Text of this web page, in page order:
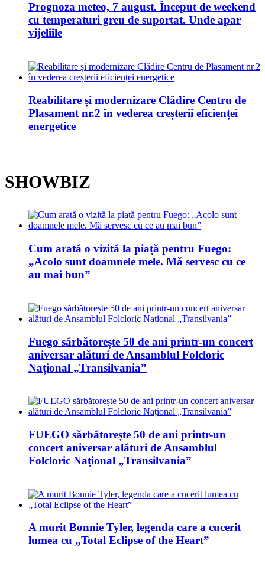
Prognoza meteo, 7 august. Început de weekend
cu temperaturi greu de suportat. Unde apar
vijeliile
Reabilitare și modernizare Clădire Centru de
Plasament nr.2 în vederea creșterii eficienței
energetice
SHOWBIZ
Cum arată o vizită la piață pentru Fuego:
„Acolo sunt doamnele mele. Mă servesc cu ce
au mai bun”
Fuego sărbătorește 50 de ani printr-un concert
aniversar alături de Ansamblul Folcloric
Național „Transilvania”
FUEGO sărbătorește 50 de ani printr-un
concert aniversar alături de Ansamblul
Folcloric Național „Transilvania”
A murit Bonnie Tyler, legenda care a cucerit
lumea cu „Total Eclipse of the Heart”